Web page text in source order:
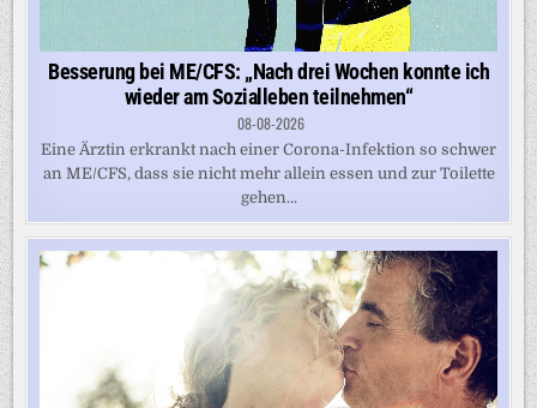
Besserung bei ME/CFS: „Nach drei Wochen konnte ich
wieder am Sozialleben teilnehmen“
08-08-2026
Eine Ärztin erkrankt nach einer Corona-Infektion so schwer
an ME/CFS, dass sie nicht mehr allein essen und zur Toilette
gehen...